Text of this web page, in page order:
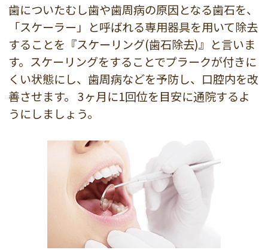
歯についたむし歯や歯周病の原因となる歯石を、
「スケーラー」と呼ばれる専用器具を用いて除去
することを『スケーリング(歯石除去)』と言いま
す。スケーリングをすることでプラークが付きに
くい状態にし、歯周病などを予防し、口腔内を改
善させます。 3ヶ月に1回位を目安に通院するよ
うにしましょう。